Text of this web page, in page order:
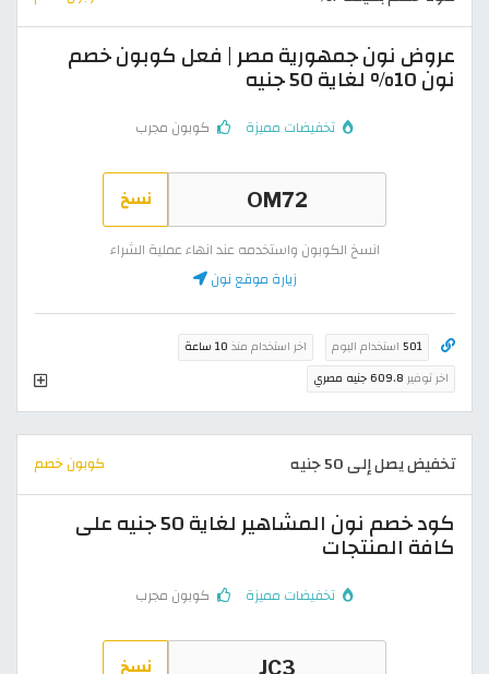
عروض نون جمهورية مصر | فعل كوبون خصم
نون 10% لغاية 50 جنيه
تخفيضات مميزة كوبون مجرب
نسخ
انسخ الكوبون واستخدمه عند انهاء عملية الشراء
زيارة موقع نون
501 استخدام اليوم اخر استخدام منذ 10 ساعة
اخر توفير 609.8 جنيه مصري
تخفيض يصل إلى 50 جنيه كوبون خصم
كود خصم نون المشاهير لغاية 50 جنيه على
كافة المنتجات
تخفيضات مميزة كوبون مجرب
نسخ